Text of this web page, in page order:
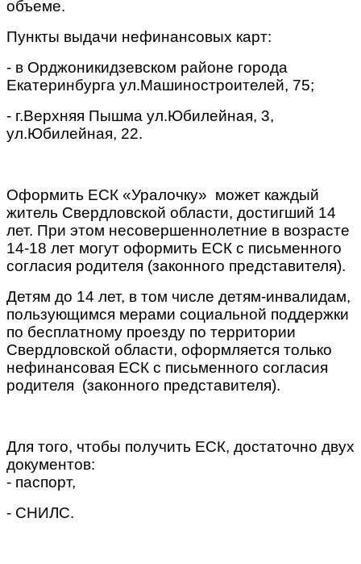
объеме.
Пункты выдачи нефинансовых карт:
- в Орджоникидзевском районе города
Екатеринбурга ул.Машиностроителей, 75;
- г.Верхняя Пышма ул.Юбилейная, 3,
ул.Юбилейная, 22.
Оформить ЕСК «Уралочку» может каждый
житель Свердловской области, достигший 14
лет. При этом несовершеннолетние в возрасте
14-18 лет могут оформить ЕСК с письменного
согласия родителя (законного представителя).
Детям до 14 лет, в том числе детям-инвалидам,
пользующимся мерами социальной поддержки
по бесплатному проезду по территории
Свердловской области, оформляется только
нефинансовая ЕСК с письменного согласия
родителя (законного представителя).
Для того, чтобы получить ЕСК, достаточно двух
документов:
- паспорт,
- СНИЛС.